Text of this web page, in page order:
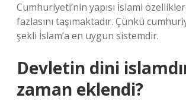
Cumhuriyeti’nin yapısı İslami
fazlasını taşımaktadır. Çünkü
şekli İslam’a en uygun sistemdir.
Devletin dini
zaman eklendi?